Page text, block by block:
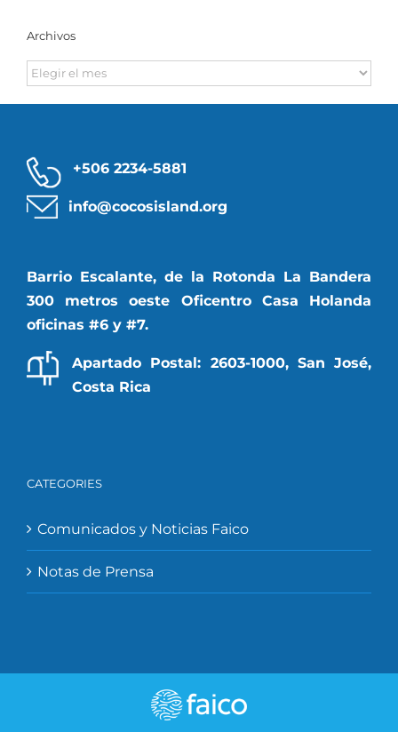
Archivos
Archivos
+506 2234-5881
info@cocosisland.org
Barrio Escalante, de la Rotonda La Bandera
300 metros oeste Oficentro Casa Holanda
oficinas #6 y #7.
Apartado Postal: 2603-1000, San José,
Costa Rica
CATEGORIES
Comunicados y Noticias Faico
Notas de Prensa